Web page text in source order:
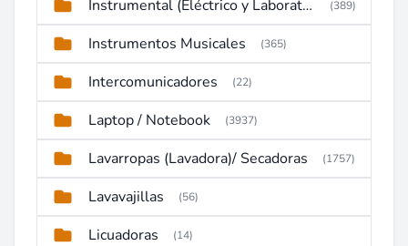
Instrumental (Eléctrico y Laboratorio) (389)
Instrumentos Musicales (365)
Intercomunicadores (22)
Laptop / Notebook (3937)
Lavarropas (Lavadora)/ Secadoras (1757)
Lavavajillas (56)
Licuadoras (14)